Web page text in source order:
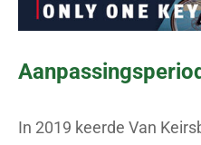
In 2019 keerde Van